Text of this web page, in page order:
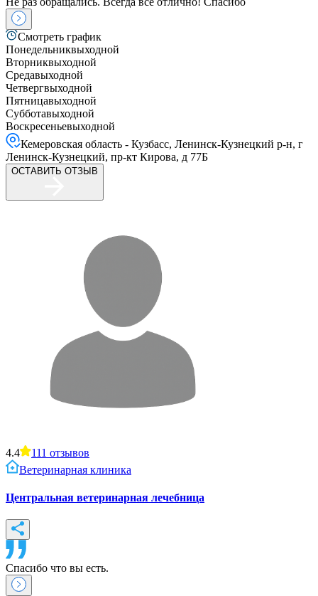
Смотреть график
Понедельниквыходной
Вторниквыходной
Средавыходной
Четвергвыходной
Пятницавыходной
Субботавыходной
Воскресеньевыходной
Кемеровская область - Кузбасс, Ленинск-Кузнецкий р-н, г
Ленинск-Кузнецкий, пр-кт Кирова, д 77Б
ОСТАВИТЬ ОТЗЫВ
4.4 111 отзывов
Ветеринарная клиника
Центральная ветеринарная лечебница
Спасибо что вы есть.